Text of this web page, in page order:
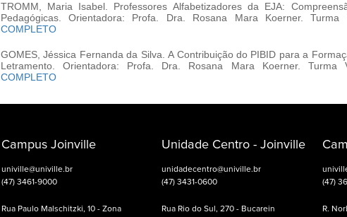
TROMM, Maria Isabel. Professores Alfabetizadores da EJA:
Pedagógicas. Orientadora: Profa. Dra. Rosana Mara Koerner. Turma
COMPLETO
GOMES, Jéssica Fernanda da Silva. A Contribuição do PIBID para a
Letramento. Orientadora: Profa. Dra. Rosana Mara Koerner. Turma
COMPLETO
Campus Joinville
univille@univille.br
(47) 3461-9000
Rua Paulo Malschitzki, 10 - Zona
Unidade Centro - Joinville
unidadecentro@univille.br
(47) 3431-0600
Rua Rio do Sul, 270 - Bucarein
(47)
R.